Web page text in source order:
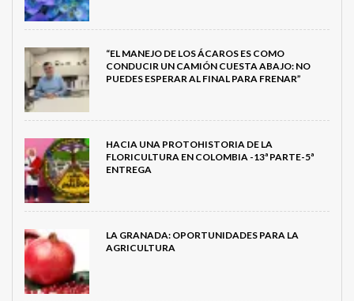
“EL MANEJO DE LOS ÁCAROS ES COMO
CONDUCIR UN CAMIÓN CUESTA ABAJO: NO
PUEDES ESPERAR AL FINAL PARA FRENAR”
HACIA UNA PROTOHISTORIA DE LA
FLORICULTURA EN COLOMBIA -13ª PARTE-5ª
ENTREGA
LA GRANADA: OPORTUNIDADES PARA LA
AGRICULTURA